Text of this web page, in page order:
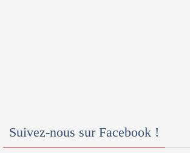
Suivez-nous sur Facebook !